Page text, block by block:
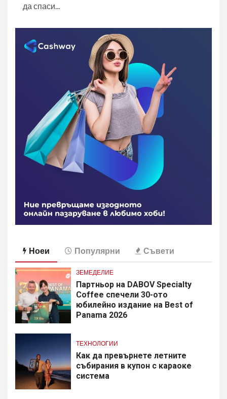
да спаси...
Ноеи Популярни Съвети
ЗЕМЕДЕЛИЕ
Партньор на DABOV Specialty
Coffee спечели 30-ото
юбилейно издание на Best of
Panama 2026
ТЕХНОЛОГИИ
Как да превърнете летните
събирания в купон с караоке
система